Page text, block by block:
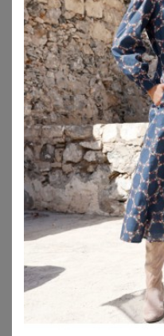
Yours London Oberteil In Orange Mit Drapierten Schultern Size 38
52,00€
ZUYOURS CLOTHING